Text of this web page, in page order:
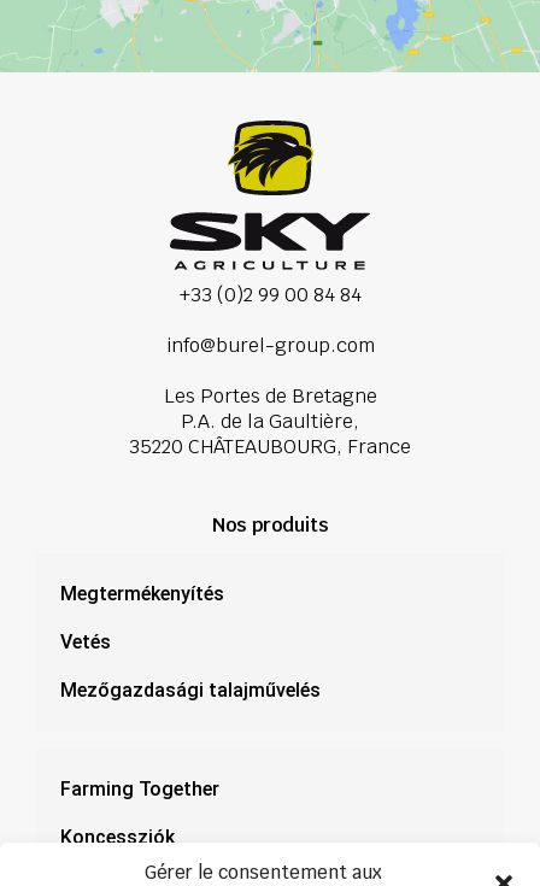
Gérer le consentement aux
+33 (0)2 99 00 84 84
info@burel-group.com
Les Portes de Bretagne
P.A. de la Gaultière,
35220 CHÂTEAUBOURG, France
Nos produits
Megtermékenyítés
Vetés
Mezőgazdasági talajművelés
Farming Together
Koncessziók